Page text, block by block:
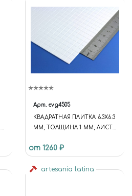
Арт. evg4505
КВАДРАТНАЯ ПЛИТКА 6.3Х6.3
ММ, ТОЛЩИНА 1 ММ, ЛИСТ
от 1260 ₽
artesania latina